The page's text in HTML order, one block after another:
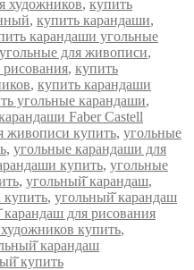
художников, купить
, купить карандаши,
карандаши угольные
для живописи,
, купить
, купить карандаши
угольные карандаши,
Faber Castell
живописи купить, угольные
, угольные карандаши для
купить, угольные
, угольный̆ карандаш,
купить, угольный̆ карандаш
для рисования
купить,
карандаш
купить